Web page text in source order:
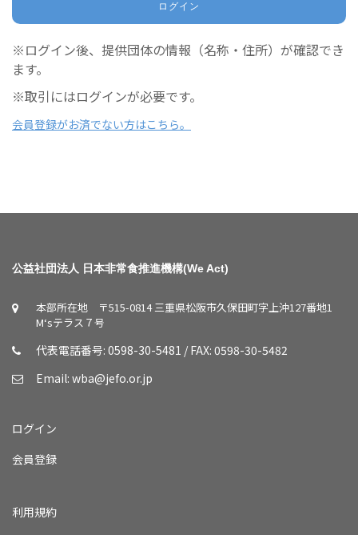
ログイン
※ログイン後、提供団体の情報（名称・住所）が確認でき
ます。
※取引にはログインが必要です。
会員登録がお済でない方はこちら。
公益社団法人 日本非常食推進機構(We Act)
本部所在地 〒515-0814 三重県松阪市久保田町字上沖127番地1
M‘sテラス７号
代表電話番号: 0598-30-5481 / FAX: 0598-30-5482
Email: wba@jefo.or.jp
ログイン
会員登録
利用規約